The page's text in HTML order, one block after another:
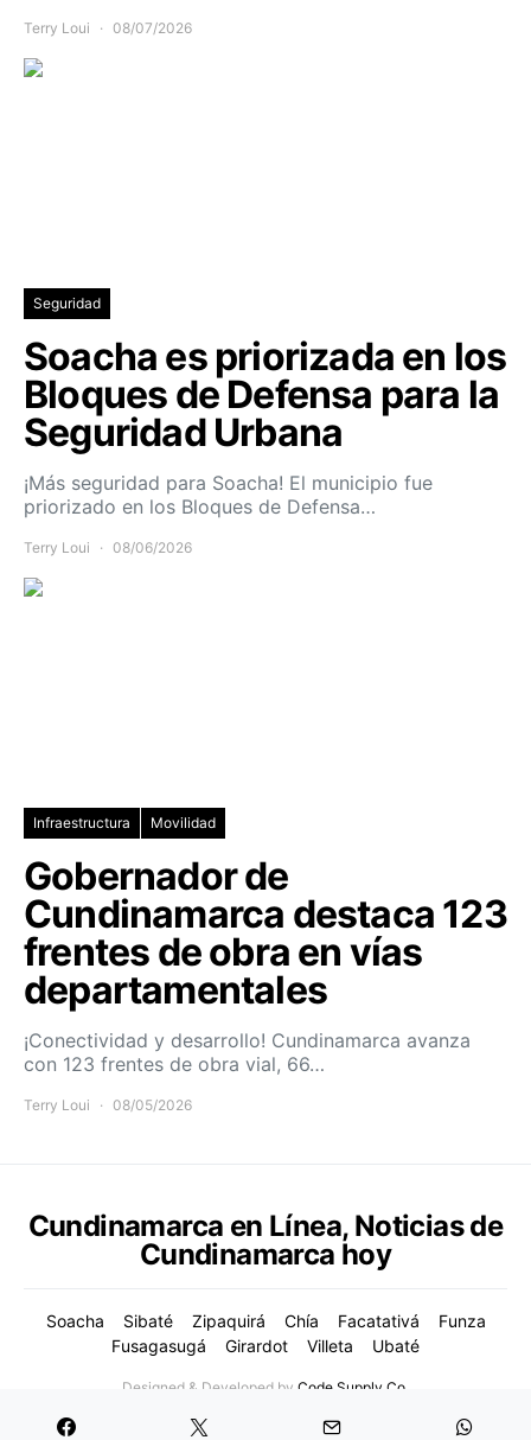
Terry Loui 08/07/2026
Seguridad
Soacha es priorizada en los
Bloques de Defensa para la
Seguridad Urbana
¡Más seguridad para Soacha! El municipio fue
priorizado en los Bloques de Defensa…
Terry Loui 08/06/2026
Infraestructura Movilidad
Gobernador de
Cundinamarca destaca 123
frentes de obra en vías
departamentales
¡Conectividad y desarrollo! Cundinamarca avanza
con 123 frentes de obra vial, 66…
Terry Loui 08/05/2026
Cundinamarca en Línea, Noticias de
Cundinamarca hoy
Soacha Sibaté Zipaquirá Chía Facatativá
Funza
Fusagasugá
Girardot Villeta Ubaté
Designed & Developed by Code Supply Co.